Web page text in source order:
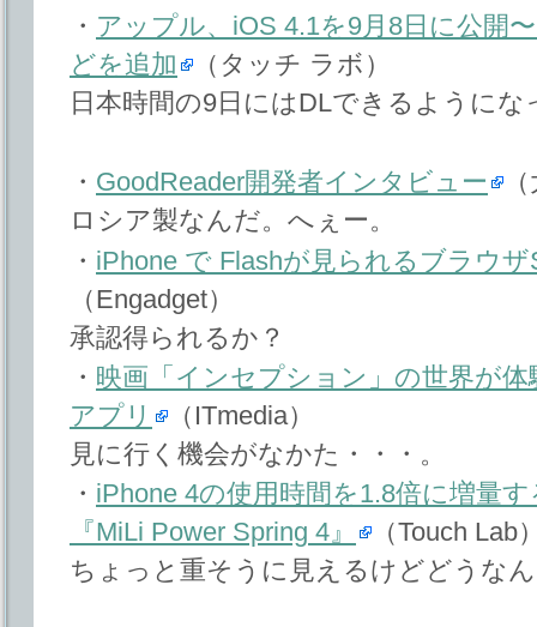
・ アップル、iOS 4.1を9月8日に公開
どを追加
（タッチ ラボ）
日本時間の9日にはDLできるようにな
・ GoodReader開発者インタビュー
ロシア製なんだ。へぇー。
・ iPhone で Flashが見られるブラウ
（Engadget）
承認得られるか？
・ 映画「インセプション」の世界が
アプリ
（ITmedia）
見に行く機会がなかた・・・。
・ iPhone 4の使用時間を1.8倍に増量
『MiLi Power Spring 4』
（Touch Lab
ちょっと重そうに見えるけどどうな